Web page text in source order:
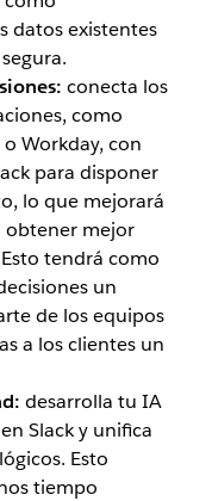
datos existentes
conecta los
como
o Workday, con
para disponer
lo que mejorará
obtener mejor
tendrá como
un
de los equipos
a los clientes un
desarrolla tu IA
Slack y unifica
Esto
tiempo